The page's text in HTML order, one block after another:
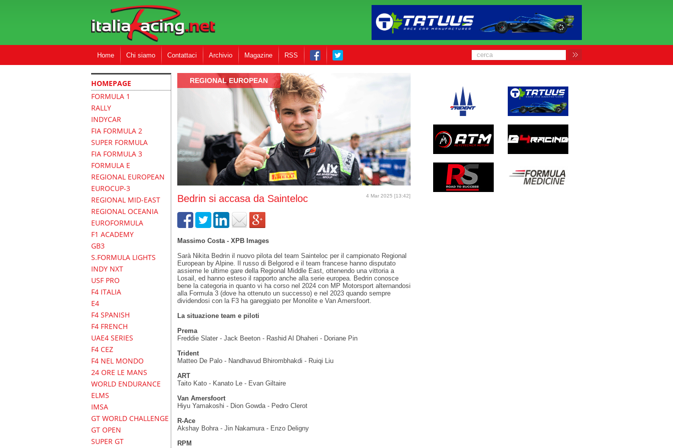
Home Chi siamo Contattaci Archivio Magazine RSS
HOMEPAGE
FORMULA 1
RALLY
INDYCAR
FIA FORMULA 2
SUPER FORMULA
FIA FORMULA 3
FORMULA E
REGIONAL EUROPEAN
EUROCUP-3
REGIONAL MID-EAST
REGIONAL OCEANIA
EUROFORMULA
F1 ACADEMY
GB3
S.FORMULA LIGHTS
INDY NXT
USF PRO
F4 ITALIA
E4
F4 SPANISH
F4 FRENCH
UAE4 SERIES
F4 CEZ
F4 NEL MONDO
24 ORE LE MANS
WORLD ENDURANCE
ELMS
IMSA
GT WORLD CHALLENGE
GT OPEN
SUPER GT
REGIONAL EUROPEAN
4 Mar 2025 [13:42]
Bedrin si accasa da Sainteloc
Massimo Costa - XPB Images
Sarà Nikita Bedrin il nuovo pilota del team Sainteloc per il campionato Regional
European by Alpine. Il russo di Belgorod e il team francese hanno disputato
assieme le ultime gare della Regional Middle East, ottenendo una vittoria a
Losail, ed hanno esteso il rapporto anche alla serie europea. Bedrin conosce
bene la categoria in quanto vi ha corso nel 2024 con MP Motorsport alternandosi
alla Formula 3 (dove ha ottenuto un successo) e nel 2023 quando sempre
dividendosi con la F3 ha gareggiato per Monolite e Van Amersfoort.
La situazione team e piloti
Prema
Freddie Slater - Jack Beeton - Rashid Al Dhaheri - Doriane Pin
Trident
Matteo De Palo - Nandhavud Bhirombhakdi - Ruiqi Liu
ART
Taito Kato - Kanato Le - Evan Giltaire
Van Amersfoort
Hiyu Yamakoshi - Dion Gowda - Pedro Clerot
R-Ace
Akshay Bohra - Jin Nakamura - Enzo Deligny
RPM